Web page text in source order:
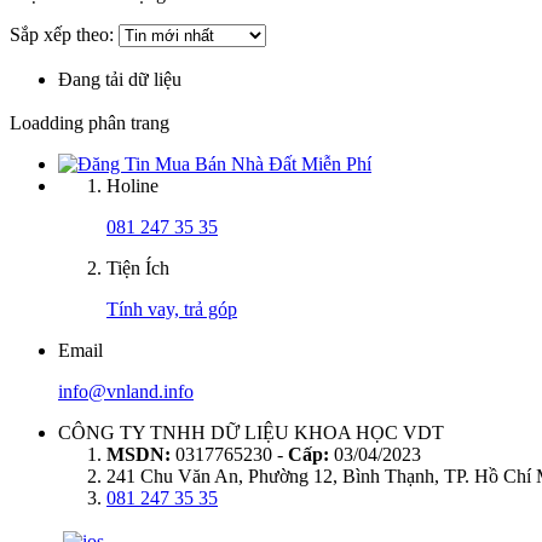
Sắp xếp theo:
Đang tải dữ liệu
Loadding phân trang
Holine
081 247 35 35
Tiện Ích
Tính vay, trả góp
Email
info@vnland.info
CÔNG TY TNHH DỮ LIỆU KHOA HỌC VDT
MSDN: 0317765230 - Cấp: 03/04/2023
241 Chu Văn An, Phường 12, Bình Thạnh, TP. Hồ Chí
081 247 35 35